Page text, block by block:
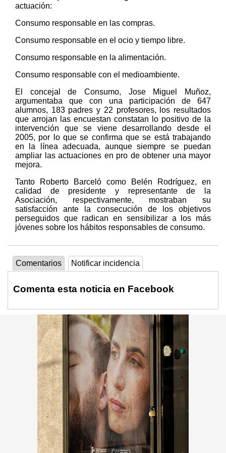
actuación:
Consumo responsable en las compras.
Consumo responsable en el ocio y tiempo libre.
Consumo responsable en la alimentación.
Consumo responsable con el medioambiente.
El concejal de Consumo, Jose Miguel Muñoz,
argumentaba que con una participación de 647
alumnos, 183 padres y 22 profesores, los resultados
que arrojan las encuestan constatan lo positivo de la
intervención que se viene desarrollando desde el
2005, por lo que se confirma que se está trabajando
en la línea adecuada, aunque siempre se puedan
ampliar las actuaciones en pro de obtener una mayor
mejora.
Tanto Roberto Barceló como Belén Rodríguez, en
calidad de presidente y representante de la
Asociación, respectivamente, mostraban su
satisfacción ante la consecución de los objetivos
perseguidos que radican en sensibilizar a los más
jóvenes sobre los hábitos responsables de consumo.
Comentarios Notificar incidencia
Comenta esta noticia en Facebook